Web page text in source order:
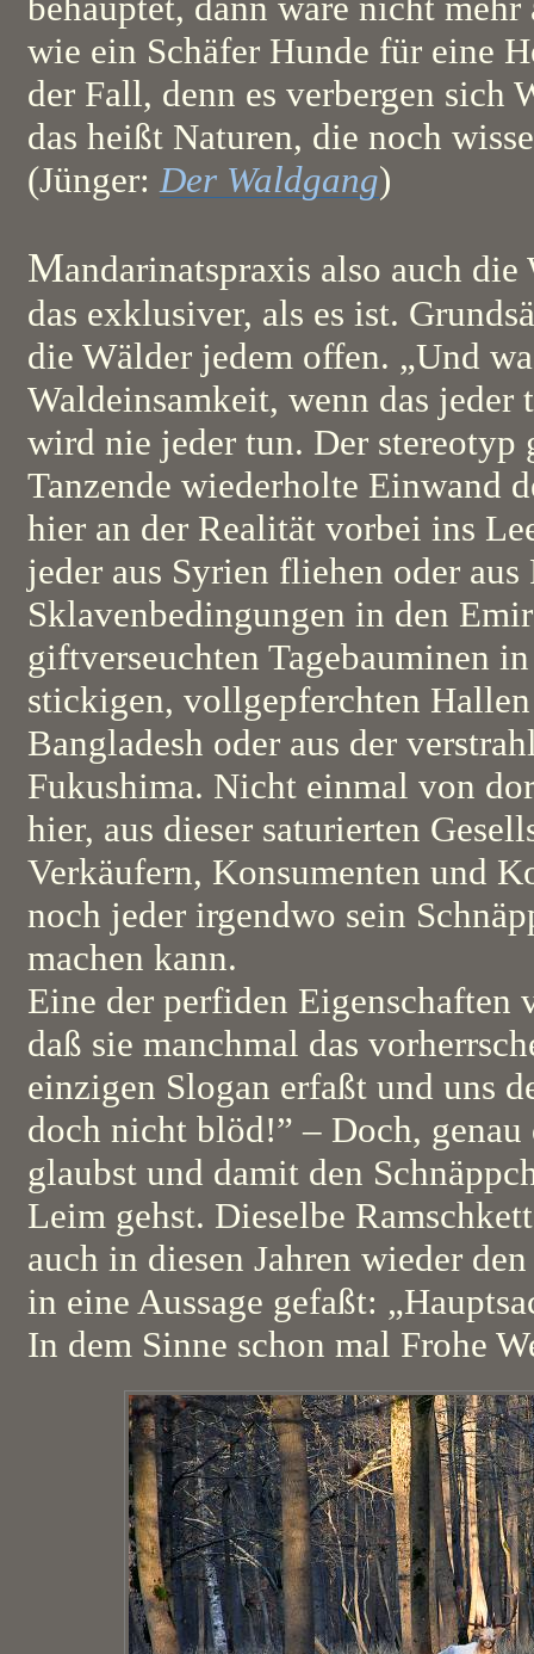
wie ein Schäfer Hunde für eine
der Fall, denn es verbergen sich
das heißt Naturen, die noch
(Jünger:Der Waldgang)
Mandarinatspraxis also auch
das exklusiver, als es ist.
die Wälder jedem offen. „Und
Waldeinsamkeit, wenn das jeder
wird nie jeder tun. Der stereotyp
Tanzende wiederholte Einwand
hier an der Realität vorbei ins
jeder aus Syrien fliehen oder aus
Sklavenbedingungen in den
giftverseuchten Tagebauminen
stickigen, vollgepferchten
Bangladesh oder aus der
Fukushima. Nicht einmal von
hier, aus dieser saturierten
Verkäufern, Konsumenten und
noch jeder irgendwo sein
machen kann.
Eine der perfiden Eigenschaften
daß sie manchmal das
einzigen Slogan erfaßt und uns
doch nicht blöd!” – Doch, genau
glaubst und damit den
Leim gehst. Dieselbe
auch in diesen Jahren wieder
in eine Aussage gefaßt:
In dem Sinne schon mal Frohe